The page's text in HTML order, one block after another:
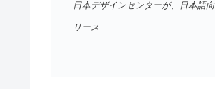
日本デザインセンターが、日本語
リース